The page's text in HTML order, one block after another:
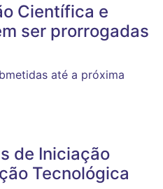
Científica e
ser prorrogadas
até a próxima
de Iniciação
Tecnológica